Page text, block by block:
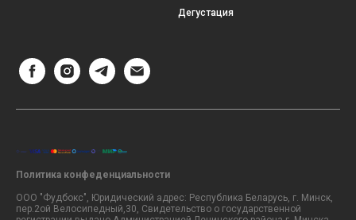
Дегустация
Политика конфеденциальности
ООО "Фудбокс", Юридический адрес: Республика Беларусь, г. Минск,
пер.2ой Велосипедный,30, Свидетельство о государственной